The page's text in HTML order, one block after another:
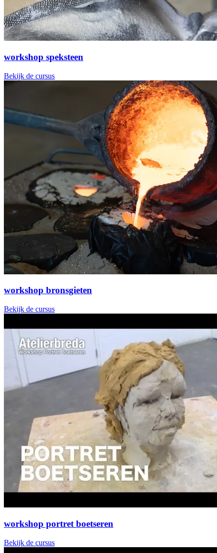
workshop speksteen
Bekijk de cursus
workshop bronsgieten
Bekijk de cursus
workshop portret boetseren
Bekijk de cursus